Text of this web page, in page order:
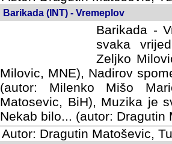
Barikada (INT) - Vremeplov
Barikada -
svaka
Milovic,
MNE), Nadirov spomenar
Milenko Mišo Maric, UK),
Muzika je svirala (autor:
(autor: Dragutin Matosevic,
Autor: Dragutin Matoševic,